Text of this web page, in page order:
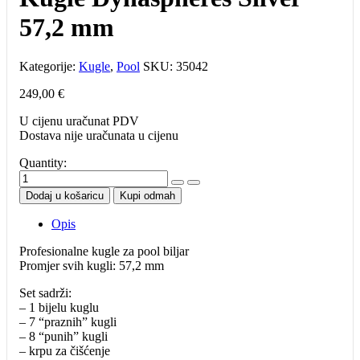
57,2 mm
Kategorije: Kugle, Pool SKU: 35042
249,00 €
U cijenu uračunat PDV
Dostava nije uračunata u cijenu
Quantity:
Kugle
Dynaspheres
Silver
57,2
količina
Dodaj u košaricu Kupi odmah
Opis
Profesionalne kugle za pool biljar
Promjer svih kugli: 57,2 mm
Set sadrži:
– 1 bijelu kuglu
– 7 “praznih” kugli
– 8 “punih” kugli
– krpu za čišćenje